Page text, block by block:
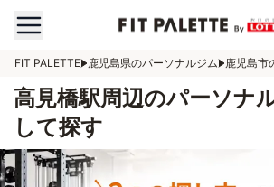
FIT PALETTE 鹿児島県のパーソナルジム 鹿児島市
高見橋駅周辺のパーソナ
して探す